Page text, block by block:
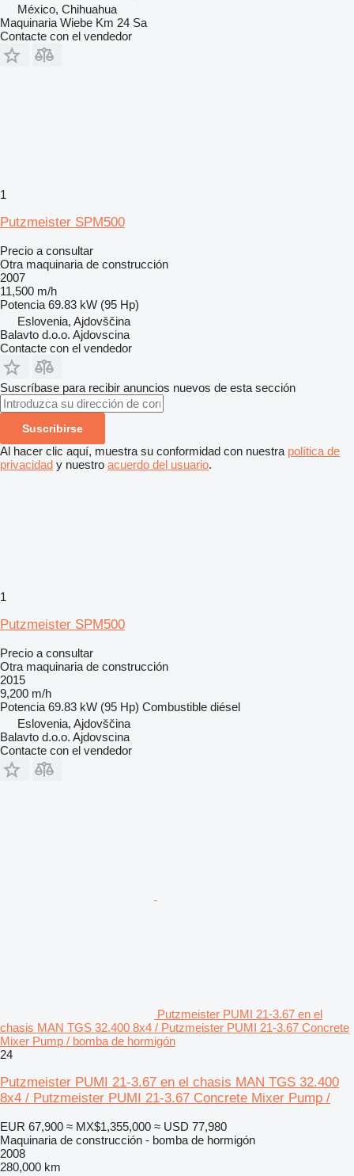
México, Chihuahua
Maquinaria Wiebe Km 24 Sa
Contacte con el vendedor
1
Putzmeister SPM500
Precio a consultar
Otra maquinaria de construcción
2007
11,500 m/h
Potencia 69.83 kW (95 Hp)
Eslovenia, Ajdovščina
Balavto d.o.o. Ajdovscina
Contacte con el vendedor
Suscríbase para recibir anuncios nuevos de esta sección
Suscribirse
Al hacer clic aquí, muestra su conformidad con nuestra política de
privacidad y nuestro acuerdo del usuario.
1
Putzmeister SPM500
Precio a consultar
Otra maquinaria de construcción
2015
9,200 m/h
Potencia 69.83 kW (95 Hp) Combustible diésel
Eslovenia, Ajdovščina
Balavto d.o.o. Ajdovscina
Contacte con el vendedor
Putzmeister PUMI 21-3.67 en el
chasis MAN TGS 32.400 8x4 / Putzmeister PUMI 21-3.67 Concrete
Mixer Pump / bomba de hormigón
24
Putzmeister PUMI 21-3.67 en el chasis MAN TGS 32.400
8x4 / Putzmeister PUMI 21-3.67 Concrete Mixer Pump /
EUR 67,900 ≈ MX$1,355,000 ≈ USD 77,980
Maquinaria de construcción - bomba de hormigón
2008
280,000 km